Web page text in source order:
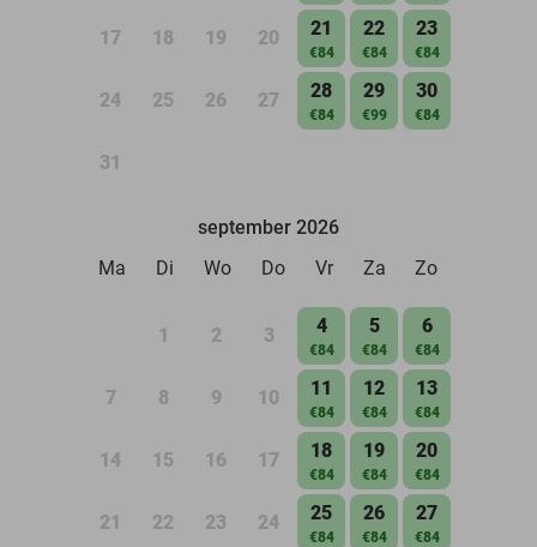
17 18 19 20 21
€84
22
€84
23
€84
24 25 26 27 28
€84
29
€99
30
€84
31
september 2026
Ma
Di Wo Do Vr Za Zo
1 2 3 4
€84
5
€84
6
€84
7 8 9 10 11
€84
12
€84
13
€84
14 15 16 17 18
€84
19
€84
20
€84
21 22 23 24 25
€84
26
€84
27
€84